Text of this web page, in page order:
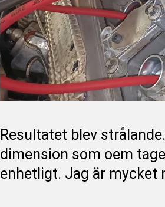
Resultatet blev
dimension som oem
enhetligt. Jag är mycket